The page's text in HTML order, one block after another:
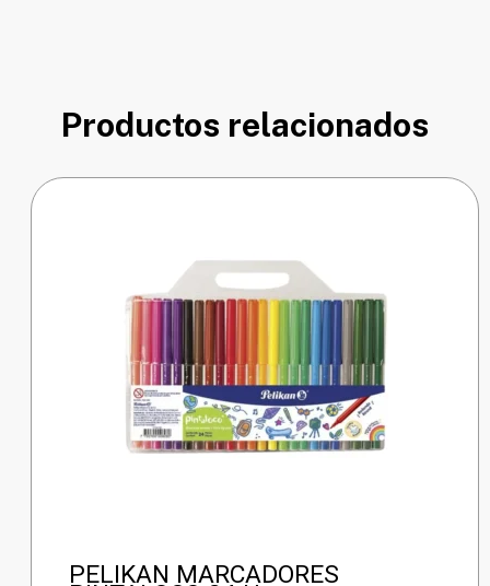
Productos relacionados
PELIKAN MARCADORES